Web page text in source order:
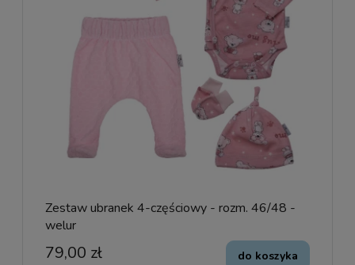
Zestaw ubranek 4-częściowy - rozm. 46/48 -
welur
79,00 zł do koszyka